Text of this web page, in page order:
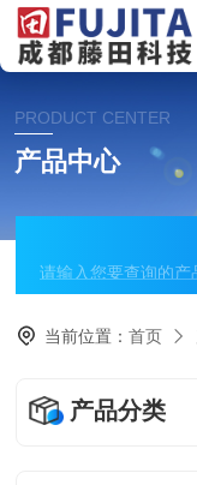
PRODUCT CENTER
产品中心
当前位置：首页
产品分类